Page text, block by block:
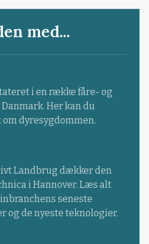
med...
i en række fåre- og
Her kan du
dyresygdommen.
Landbrug dækker den
i Hannover. Læs alt
seneste
og de nyeste teknologier.